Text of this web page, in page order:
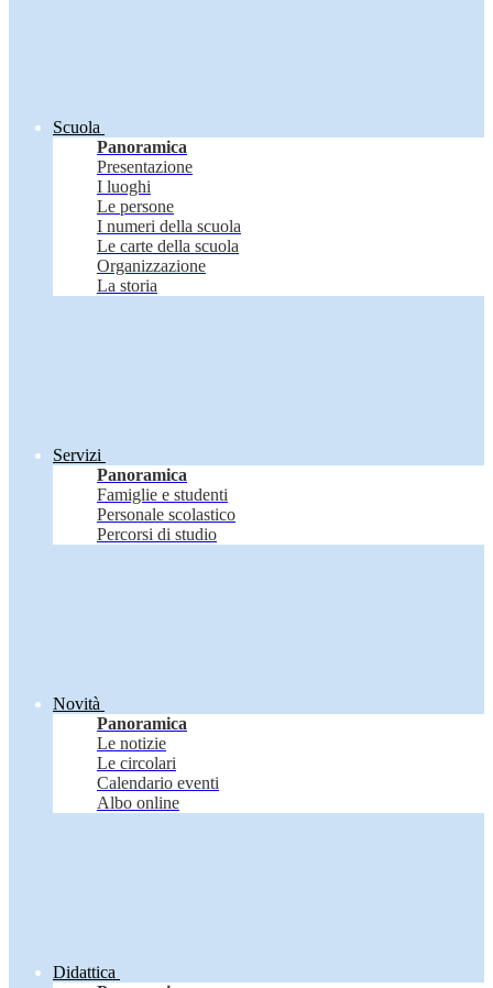
Scuola
Panoramica
Presentazione
I luoghi
Le persone
I numeri della scuola
Le carte della scuola
Organizzazione
La storia
Servizi
Panoramica
Famiglie e studenti
Personale scolastico
Percorsi di studio
Novità
Panoramica
Le notizie
Le circolari
Calendario eventi
Albo online
Didattica